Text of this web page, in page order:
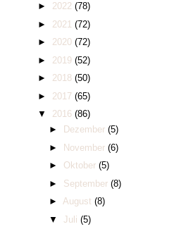
► 2022 (78)
► 2021 (72)
► 2020 (72)
► 2019 (52)
► 2018 (50)
► 2017 (65)
▼ 2016 (86)
►
Dezember (5)
►
November (6)
► Oktober (5)
► September (8)
► August (8)
▼ Juli (5)